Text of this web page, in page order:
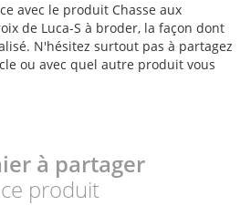
avec le produit Chasse aux
de Luca-S à broder, la façon dont
N'hésitez surtout pas à partagez
ou avec quel autre produit vous
à partager
produit